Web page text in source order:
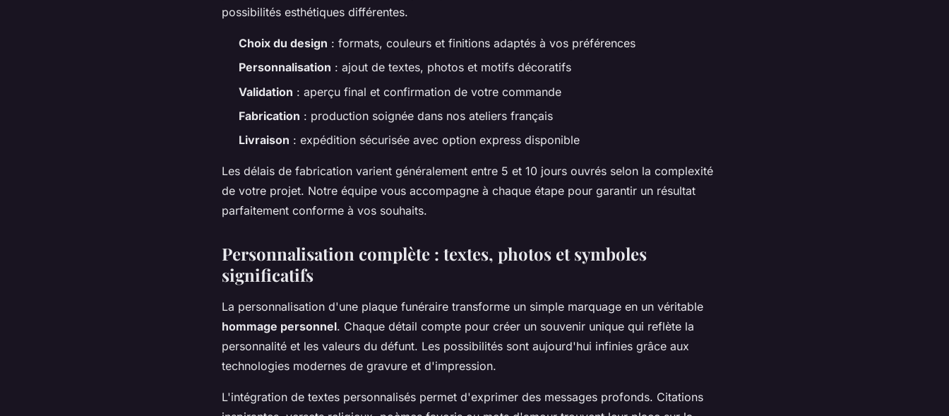
possibilités esthétiques différentes.
Choix du design : formats, couleurs et finitions adaptés à vos préférences
Personnalisation : ajout de textes, photos et motifs décoratifs
Validation : aperçu final et confirmation de votre commande
Fabrication : production soignée dans nos ateliers français
Livraison : expédition sécurisée avec option express disponible
Les délais de fabrication varient généralement entre 5 et 10 jours ouvrés selon la complexité
de votre projet. Notre équipe vous accompagne à chaque étape pour garantir un résultat
parfaitement conforme à vos souhaits.
Personnalisation complète : textes, photos et symboles
significatifs
La personnalisation d'une plaque funéraire transforme un simple marquage en un véritable
hommage personnel. Chaque détail compte pour créer un souvenir unique qui reflète la
personnalité et les valeurs du défunt. Les possibilités sont aujourd'hui infinies grâce aux
technologies modernes de gravure et d'impression.
L'intégration de textes personnalisés permet d'exprimer des messages profonds. Citations